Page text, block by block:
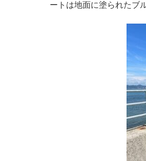
ートは地面に塗られたブ